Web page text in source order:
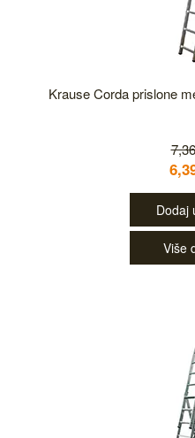
Krause Corda prislone
Dodaj
Više